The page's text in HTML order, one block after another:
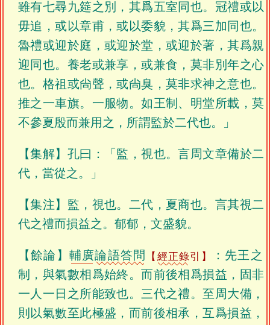
雖有七尋九筵之別，其爲五室同也。冠禮或以
毋追，或以章甫，或以委貌，其爲三加同也。
魯禮或迎於庭，或迎於堂，或迎於著，其爲親
迎同也。養老或兼享，或兼食，莫非別年之心
也。格祖或尙聲，或尙臭，莫非求神之意也。
推之一車旗。一服物。如王制、明堂所載，莫
不參夏殷而兼用之，所謂監於二代也。」
【集解】孔曰：「監，視也。言周文章備於二
代，當從之。」
【集注】監，視也。二代，夏商也。言其視二
代之禮而損益之。郁郁，文盛貌。
【餘論】 輔廣論語答問 經正錄引
：先王之
制，與氣數相爲始終。而前後相爲損益，固非
一人一日之所能致也。三代之禮。至周大備，
則以氣數至此極盛，而前後相承，互爲損益，